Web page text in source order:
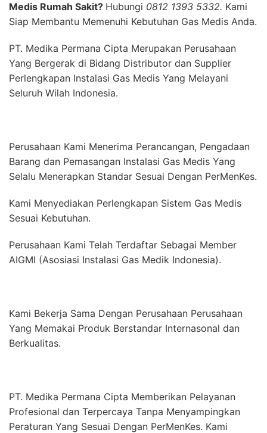
Medis Rumah Sakit? Hubungi 0812 1393 5332. Kami
Siap Membantu Memenuhi Kebutuhan Gas Medis Anda.
PT. Medika Permana Cipta Merupakan Perusahaan
Yang Bergerak di Bidang Distributor dan Supplier
Perlengkapan Instalasi Gas Medis Yang Melayani
Seluruh Wilah Indonesia.
Perusahaan Kami Menerima Perancangan, Pengadaan
Barang dan Pemasangan Instalasi Gas Medis Yang
Selalu Menerapkan Standar Sesuai Dengan PerMenKes.
Kami Menyediakan Perlengkapan Sistem Gas Medis
Sesuai Kebutuhan.
Perusahaan Kami Telah Terdaftar Sebagai Member
AIGMI (Asosiasi Instalasi Gas Medik Indonesia).
Kami Bekerja Sama Dengan Perusahaan Perusahaan
Yang Memakai Produk Berstandar Internasonal dan
Berkualitas.
PT. Medika Permana Cipta Memberikan Pelayanan
Profesional dan Terpercaya Tanpa Menyampingkan
Peraturan Yang Sesuai Dengan PerMenKes. Kami